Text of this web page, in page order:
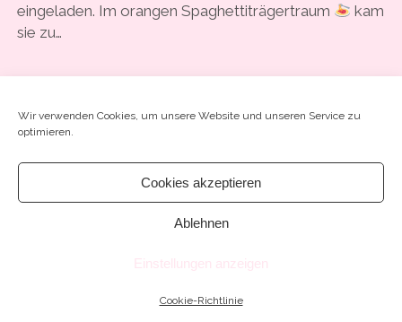
Wir verwenden Cookies, um unsere Website und unseren Service zu
optimieren.
Cookies akzeptieren
Ablehnen
Einstellungen anzeigen
Cookie-Richtlinie
eingeladen. Im orangen Spaghettiträgertraum
kam
sie zu…
KIND
RETTETE
LEBEN“
SCHAUSPIELERIN
MODERATORIN
Chosen WordPress Themeby Compete Themes.